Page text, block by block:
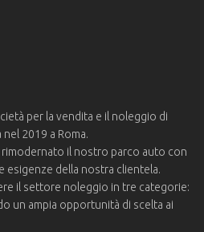
per la vendita e il noleggio di
2019 a Roma.
rimodernato il nostro parco auto con
esigenze della nostra clientela.
il settore noleggio in tre categorie:
un ampia opportunità di scelta ai